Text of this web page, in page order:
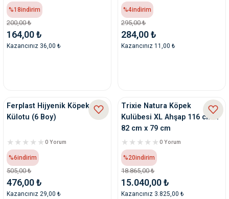
%18indirim
200,00 ₺
164,00 ₺
Kazancınız 36,00 ₺
%4indirim
295,00 ₺
284,00 ₺
Kazancınız 11,00 ₺
Ferplast Hijyenik Köpek
Külotu (6 Boy)
0 Yorum
%6indirim
505,00 ₺
476,00 ₺
Kazancınız 29,00 ₺
Trixie Natura Köpek
Kulübesi XL Ahşap 116 cm x
82 cm x 79 cm
0 Yorum
%20indirim
18.865,00 ₺
15.040,00 ₺
Kazancınız 3.825,00 ₺